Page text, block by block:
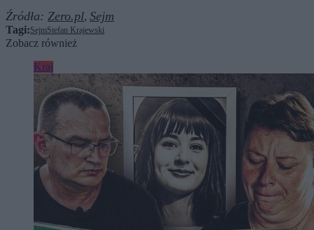
Źródła: Zero.pl, Sejm
Tagi:SejmStefan Krajewski
Zobacz również
Kraj